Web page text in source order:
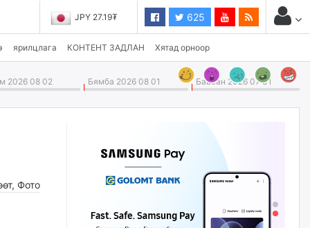
JPY 27.19₮ 625
ярилцлага КОНТЕНТ ЗАДЛАН Хятад орноор
2026 08 02 Бямба 2026 08 01 Баасан 2026 07 31
, Фото